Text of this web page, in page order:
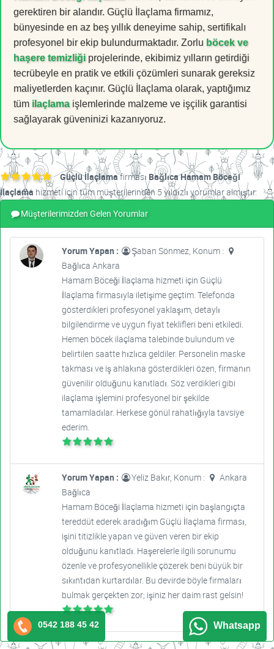
gerektiren bir alandır. Güçlü İlaçlama firmamız,
bünyesinde en az beş yıllık deneyime sahip, sertifikalı
profesyonel bir ekip bulundurmaktadır. Zorlu böcek ve
haşere temizliği projelerinde, ekibimiz yılların getirdiği
tecrübeyle en pratik ve etkili çözümleri sunarak gereksiz
maliyetlerden kaçınır. Güçlü İlaçlama olarak, yaptığımız
tüm ilaçlamaişlemlerinde malzeme ve işçilik garantisi
sağlayarak güveninizi kazanıyoruz.
Güçlü İlaçlamafirması Bağlıca Hamam Böceği
İlaçlama hizmeti için tüm müşterilerinden 5 yıldızlı yorumlar almıştır.
Müşterilerimizden Gelen Yorumlar
Yorum Yapan :
Şaban Sönmez, Konum :
Bağlıca Ankara
Hamam Böceği İlaçlama hizmeti için Güçlü
İlaçlama firmasıyla iletişime geçtim. Telefonda
gösterdikleri profesyonel yaklaşım, detaylı
bilgilendirme ve uygun fiyat teklifleri beni etkiledi.
Hemen böcek ilaçlama talebinde bulundum ve
belirtilen saatte hızlıca geldiler. Personelin maske
takması ve iş ahlakına gösterdikleri özen, firmanın
güvenilir olduğunu kanıtladı. Söz verdikleri gibi
ilaçlama işlemini profesyonel bir şekilde
tamamladılar. Herkese gönül rahatlığıyla tavsiye
ederim.
Yorum Yapan : Yeliz Bakır, Konum :
Ankara
Bağlıca
Hamam Böceği İlaçlama hizmeti için başlangıçta
tereddüt ederek aradığım Güçlü İlaçlama firması,
işini titizlikle yapan ve güven veren bir ekip
olduğunu kanıtladı. Haşerelerle ilgili sorunumu
özenle ve profesyonellikle çözerek beni büyük bir
sıkıntıdan kurtardılar. Bu devirde böyle firmaları
bulmak gerçekten zor; işiniz her daim rast gelsin!
0542 188 45 42 Whatsapp